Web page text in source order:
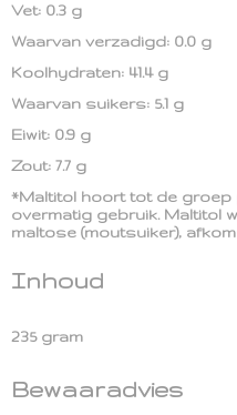
Vet: 0.3 g
Waarvan verzadigd: 0.0 g
Koolhydraten: 41.4 g
Waarvan suikers: 5.1 g
Eiwit: 0.9 g
Zout: 7.7 g
*Maltitol hoort tot de groep
overmatig gebruik. Maltitol
maltose (moutsuiker),
Inhoud
235 gram
Bewaaradvies